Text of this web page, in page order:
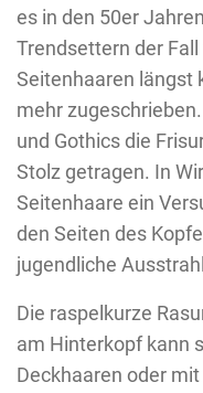
es in den 50er
Trendsettern der
Seitenhaaren längst
mehr
und Gothics die
Stolz getragen. In
Seitenhaare ein
den Seiten des
jugendliche
Die raspelkurze
am Hinterkopf kann
Deckhaaren oder